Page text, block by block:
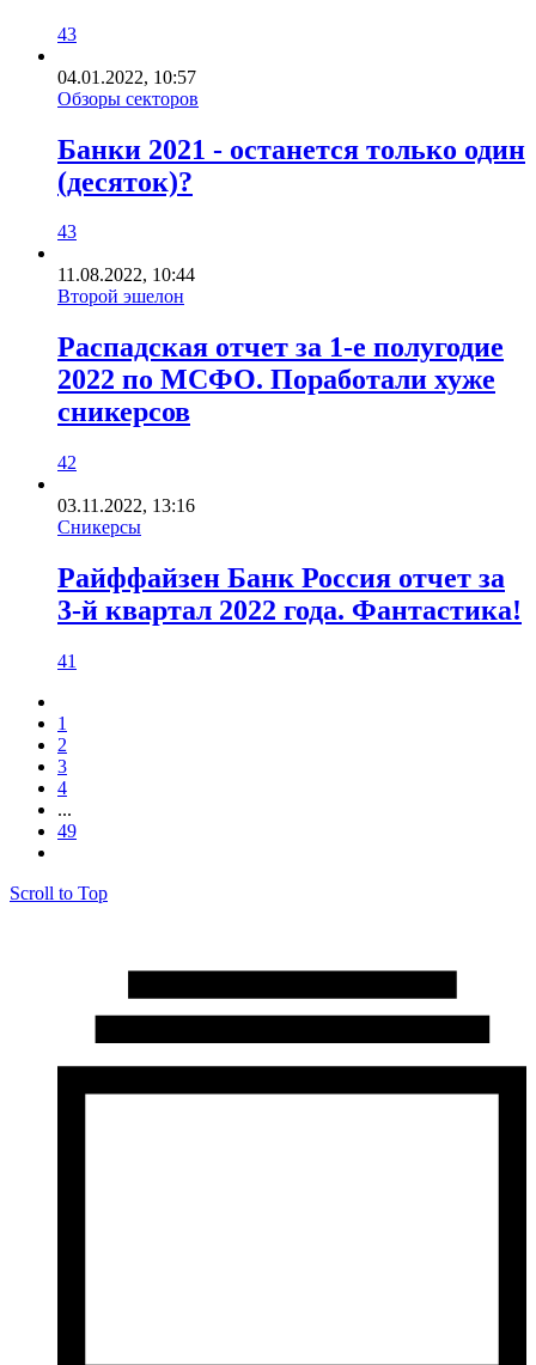
43
04.01.2022, 10:57
Обзоры секторов
Банки 2021 - останется только один
(десяток)?
43
11.08.2022, 10:44
Второй эшелон
Распадская отчет за 1-е полугодие
2022 по МСФО. Поработали хуже
сникерсов
42
03.11.2022, 13:16
Сникерсы
Райффайзен Банк Россия отчет за
3-й квартал 2022 года. Фантастика!
41
1
2
3
4
...
49
Scroll to Top